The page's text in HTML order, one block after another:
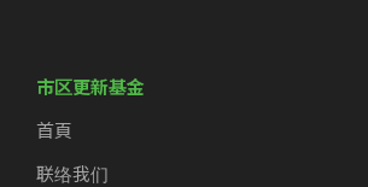
市区更新基金
首頁
联络我们